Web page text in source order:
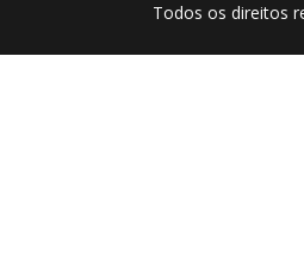
Todos os direitos